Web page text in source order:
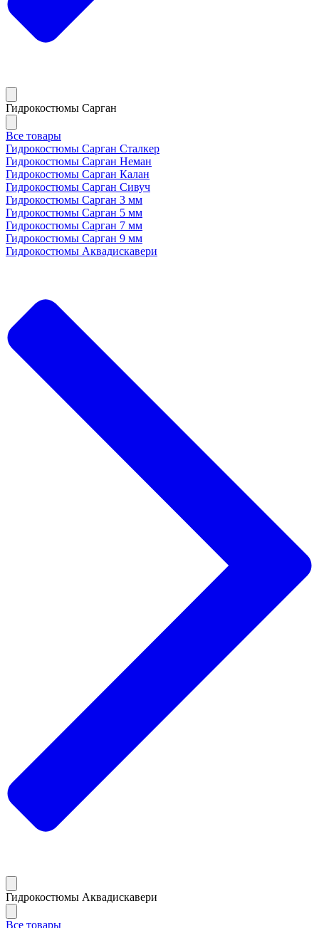
Гидрокостюмы Сарган
Все товары
Гидрокостюмы Сарган Сталкер
Гидрокостюмы Сарган Неман
Гидрокостюмы Сарган Калан
Гидрокостюмы Сарган Сивуч
Гидрокостюмы Сарган 3 мм
Гидрокостюмы Сарган 5 мм
Гидрокостюмы Сарган 7 мм
Гидрокостюмы Сарган 9 мм
Гидрокостюмы Аквадискавери
Гидрокостюмы Аквадискавери
Все товары